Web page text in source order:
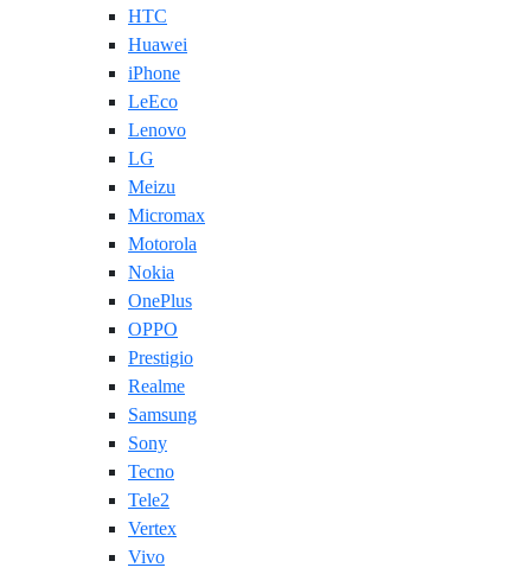
HTC
Huawei
iPhone
LeEco
Lenovo
LG
Meizu
Micromax
Motorola
Nokia
OnePlus
OPPO
Prestigio
Realme
Samsung
Sony
Tecno
Tele2
Vertex
Vivo